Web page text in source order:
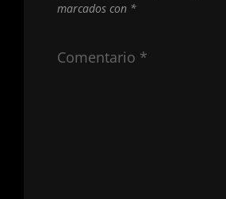
marcados con *
Comentario *